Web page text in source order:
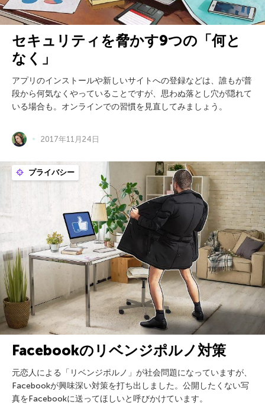
セキュリティを脅かす9つの「何と
なく」
アプリのインストールや新しいサイトへの登録などは、誰もが普
段から何気なくやっていることですが、思わぬ落とし穴が隠れて
いる場合も。オンラインでの習慣を見直してみましょう。
2017年11月24日
プライバシー
Facebookのリベンジポルノ対策
元恋人による「リベンジポルノ」が社会問題になっていますが、
Facebookが興味深い対策を打ち出しました。公開したくない写
真をFacebookに送ってほしいと呼びかけています。